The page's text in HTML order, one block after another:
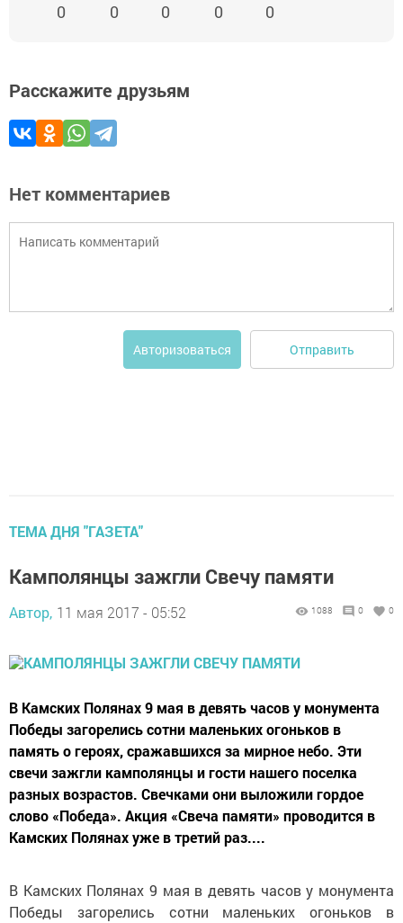
0 0 0 0 0
Расскажите друзьям
Нет комментариев
Авторизоваться Отправить
ТЕМА ДНЯ "ГАЗЕТА"
Камполянцы зажгли Свечу памяти
Автор, 11 мая 2017 - 05:52 1088 0 0
В Камских Полянах 9 мая в девять часов у монумента
Победы загорелись сотни маленьких огоньков в
память о героях, сражавшихся за мирное небо. Эти
свечи зажгли камполянцы и гости нашего поселка
разных возрастов. Свечками они выложили гордое
слово «Победа». Акция «Свеча памяти» проводится в
Камских Полянах уже в третий раз....
В Камских Полянах 9 мая в девять часов у монумента
Победы загорелись сотни маленьких огоньков в